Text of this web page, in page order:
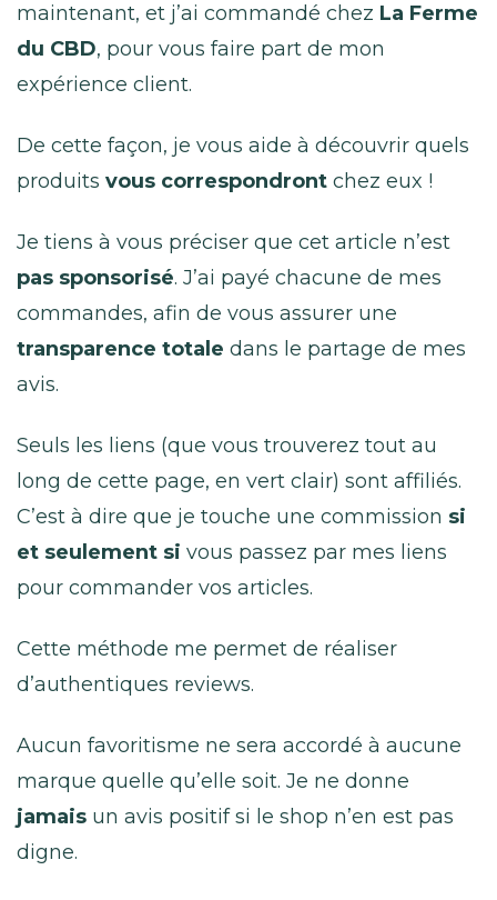
maintenant, et j’ai commandé chez La Ferme
du CBD, pour vous faire part de mon
expérience client.
De cette façon, je vous aide à découvrir quels
produits vous correspondront chez eux !
Je tiens à vous préciser que cet article n’est
pas sponsorisé. J’ai payé chacune de mes
commandes, afin de vous assurer une
transparence totale dans le partage de mes
avis.
Seuls les liens (que vous trouverez tout au
long de cette page, en vert clair) sont affiliés.
C’est à dire que je touche une commission si
et seulement si vous passez par mes liens
pour commander vos articles.
Cette méthode me permet de réaliser
d’authentiques reviews.
Aucun favoritisme ne sera accordé à aucune
marque quelle qu’elle soit. Je ne donne
jamais un avis positif si le shop n’en est pas
digne.